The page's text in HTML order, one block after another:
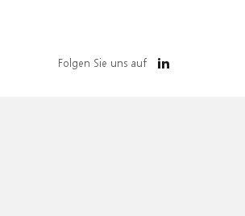
Folgen Sie uns auf